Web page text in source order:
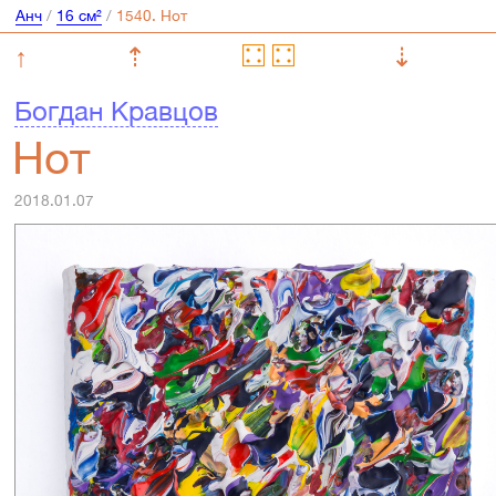
Анч/ 16 см²/
↑ ⇡
⇣
Богдан Кравцов
Нот
2018.01.07